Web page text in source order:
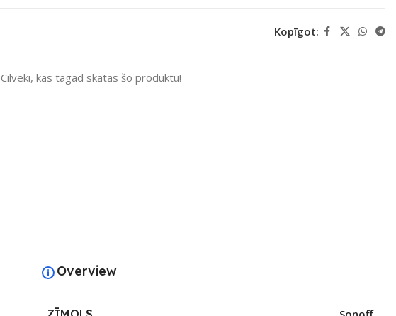
Kopīgot:
Cilvēki, kas tagad skatās šo produktu!
Overview